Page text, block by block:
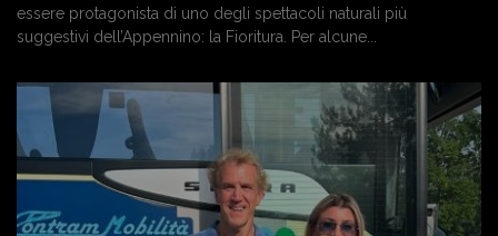
essere protagonista di uno degli spettacoli naturali più
suggestivi dell’Appennino: la Fioritura. Per alcune...